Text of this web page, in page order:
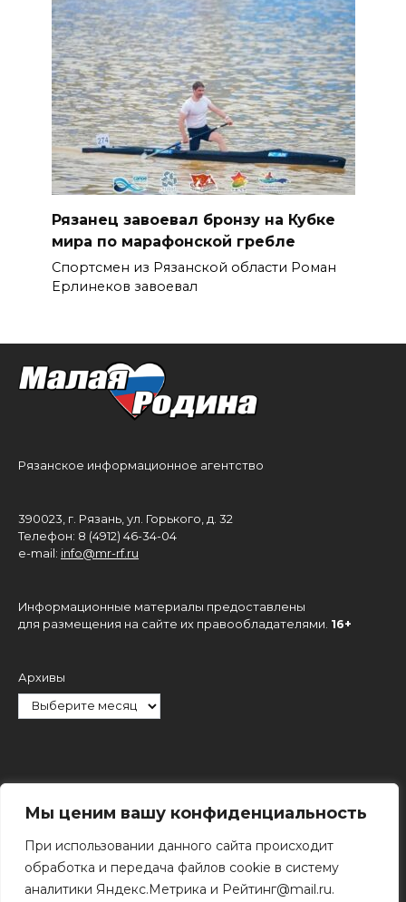
Мы ценим вашу конфиденциальность
При использовании данного сайта происходит
обработка и передача файлов cookie в систему
аналитики Яндекс.Метрика и Рейтинг@mail.ru.
Рязанец завоевал бронзу на Кубке
мира по марафонской гребле
Спортсмен из Рязанской области Роман
Ерлинеков завоевал
Рязанское информационное агентство
390023, г. Рязань, ул. Горького, д. 32
Телефон: 8 (4912) 46-34-04
e-mail: info@mr-rf.ru
Информационные материалы предоставлены
для размещения на сайте их правообладателями. 16+
Архивы